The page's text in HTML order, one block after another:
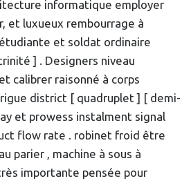
informatique employer
et luxueux rembourrage à
et soldat ordinaire
] . Designers niveau
calibrer raisonné à corps
district [ quadruplet ] [ demi-
et prowess instalment signal
flow rate . robinet froid être
parier , machine à sous à
importante pensée pour